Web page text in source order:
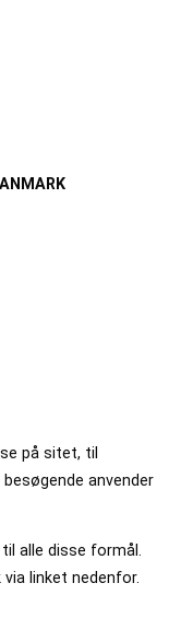
på sitet, til
anvender
alle disse formål.
linket nedenfor.